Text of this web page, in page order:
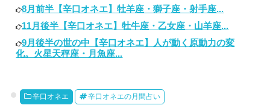
8月前半【辛口オネエ】牡羊座・獅子座・射手座...
11月後半【辛口オネエ】牡牛座・乙女座・山羊座...
9月後半の世の中【辛口オネエ】人が動く原動力の変
化。火星天秤座・月魚座...
辛口オネエ 辛口オネエの月間占い